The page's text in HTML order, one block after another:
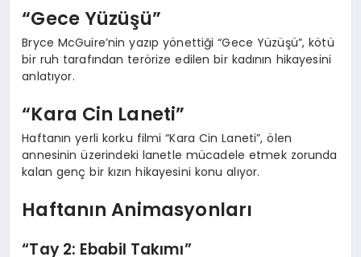
“Gece Yüzüşü”
Bryce McGuire’nin yazıp yönettiği “Gece Yüzüşü”, kötü
bir ruh tarafından terörize edilen bir kadının hikayesini
anlatıyor.
“Kara Cin Laneti”
Haftanın yerli korku filmi “Kara Cin Laneti”, ölen
annesinin üzerindeki lanetle mücadele etmek zorunda
kalan genç bir kızın hikayesini konu alıyor.
Haftanın Animasyonları
“Tay 2: Ebabil Takımı”